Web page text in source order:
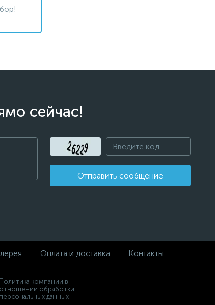
сейчас!
Отправить сообщение
Оплата и доставка Контакты
Политика компании в
отношении обработки
персональных данных